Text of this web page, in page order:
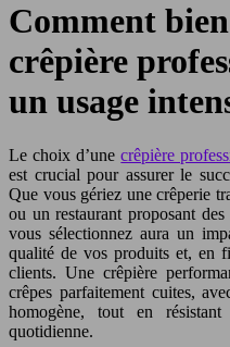
Comment
crêpière
un usage
Le choix d’unecrêpière
est crucial pour assurer le
Que vous gériez une crêperie
ou un restaurant proposant
vous sélectionnez aura un
qualité de vos produits et, en
clients. Une crêpière
crêpes parfaitement cuites,
homogène, tout en
quotidienne.